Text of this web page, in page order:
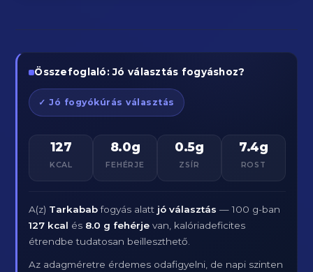
Összefoglaló: Jó választás fogyáshoz?
✓ Jó fogyókúrás választás
127
KCAL
8.0g
FEHÉRJE
0.5g
ZSÍR
7.4g
ROST
A(z) Tarkababfogyás alatt jó választás — 100 g-ban
127 kcal és 8.0 g fehérje van, kalóriadeficites
étrendbe tudatosan beilleszthető.
Az adagméretre érdemes odafigyelni, de napi szinten